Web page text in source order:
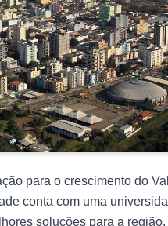
para o crescimento do
conta com uma
soluções para a região,